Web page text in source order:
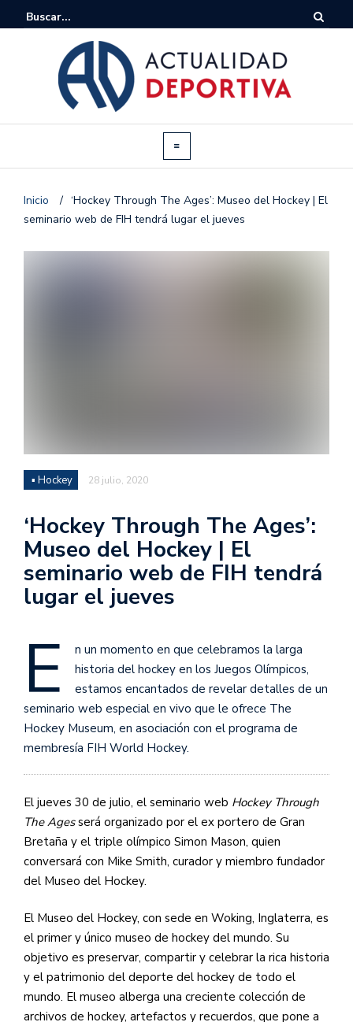
Inicio / ‘Hockey Through The Ages’: Museo del Hockey | El
seminario web de FIH tendrá lugar el jueves
▪ Hockey 28 julio, 2020
‘Hockey Through The Ages’:
Museo del Hockey | El
seminario web de FIH tendrá
lugar el jueves
E
n un momento en que celebramos la larga
historia del hockey en los Juegos Olímpicos,
estamos encantados de revelar detalles de un
seminario web especial en vivo que le ofrece The
Hockey Museum, en asociación con el programa de
membresía FIH World Hockey.
El jueves 30 de julio, el seminario web Hockey Through
The Agesserá organizado por el ex portero de Gran
Bretaña y el triple olímpico Simon Mason, quien
conversará con Mike Smith, curador y miembro fundador
del Museo del Hockey.
El Museo del Hockey, con sede en Woking, Inglaterra, es
el primer y único museo de hockey del mundo. Su
objetivo es preservar, compartir y celebrar la rica historia
y el patrimonio del deporte del hockey de todo el
mundo. El museo alberga una creciente colección de
archivos de hockey, artefactos y recuerdos, que pone a